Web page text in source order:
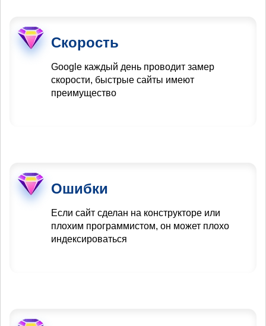
Скорость
Google каждый день проводит замер
скорости, быстрые сайты имеют
преимущество
Ошибки
Если сайт сделан на конструкторе или
плохим программистом, он может плохо
индексироваться